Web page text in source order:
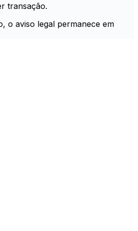
transação.
o aviso legal permanece em